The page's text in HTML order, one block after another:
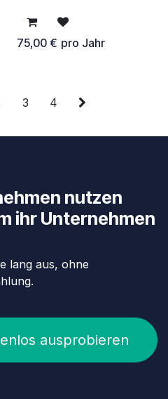
75,00€ pro Jahr
3 4
nutzen
ihr Unternehmen
lang aus, ohne
ausprobieren